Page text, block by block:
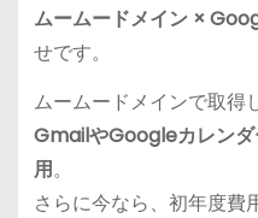
ムームードメイン ×
せです。
ムームードメインで取得
GmailやGoogleカレンダ
用。
さらに今なら、初年度費